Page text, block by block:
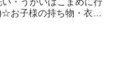
群)
お子様の持ち物・衣